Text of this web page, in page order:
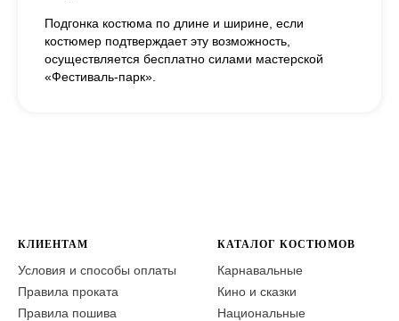
Подгонка костюма по длине и ширине, если
костюмер подтверждает эту возможность,
осуществляется бесплатно силами мастерской
«Фестиваль-парк».
КЛИЕНТАМ
Условия и способы оплаты
Правила проката
Правила пошива
КАТАЛОГ КОСТЮМОВ
Карнавальные
Кино и сказки
Национальные